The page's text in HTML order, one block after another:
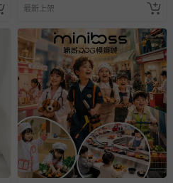
最新上架